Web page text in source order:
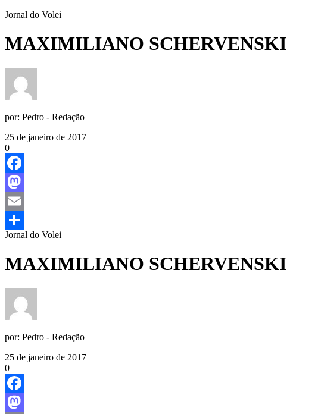
Jornal do Volei
MAXIMILIANO SCHERVENSKI
por: Pedro - Redação
25 de janeiro de 2017
0
Facebook
Mastodon
Email
Share
Jornal do Volei
MAXIMILIANO SCHERVENSKI
por: Pedro - Redação
25 de janeiro de 2017
0
Facebook